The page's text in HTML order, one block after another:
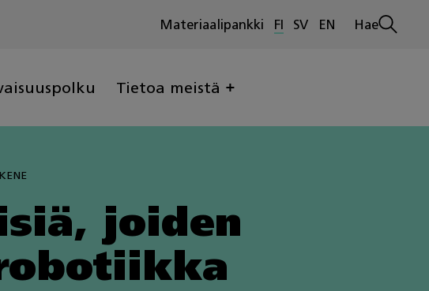
Materiaalipankki FI SV EN
Avaa
Hae
Tietoa meistä
joiden